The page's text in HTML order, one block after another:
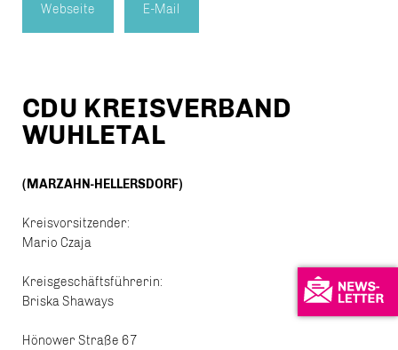
Webseite E-Mail
CDU KREISVERBAND
WUHLETAL
(MARZAHN-HELLERSDORF)
Kreisvorsitzender:
Mario Czaja
Kreisgeschäftsführerin:
Briska Shaways
Hönower Straße 67